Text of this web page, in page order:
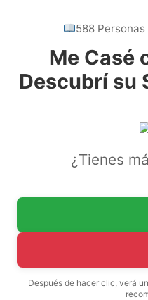
588
Me Casé
Descubrí su
¿Tienes
Después de hacer clic, verá